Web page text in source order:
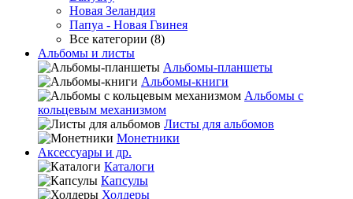
Новая Зеландия
Папуа - Новая Гвинея
Все категории (8)
Альбомы и листы
Альбомы-планшеты
Альбомы-книги
Альбомы с
кольцевым механизмом
Листы для альбомов
Монетники
Аксессуары и др.
Каталоги
Капсулы
Холдеры